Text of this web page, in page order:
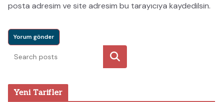
posta adresim ve site adresim bu tarayıcıya kaydedilsin.
Ara
Yeni Tarifler